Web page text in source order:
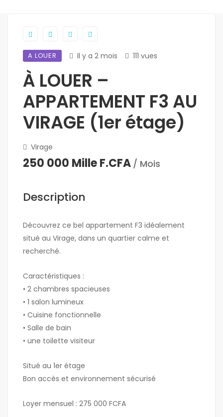
A LOUER Il y a 2 mois 111 vues
À LOUER –
APPARTEMENT F3 AU
VIRAGE (1er étage)
Virage
250 000 Mille F.CFA / Mois
Description
Découvrez ce bel appartement F3 idéalement
situé au Virage, dans un quartier calme et
recherché.
Caractéristiques :
• 2 chambres spacieuses
• 1 salon lumineux
• Cuisine fonctionnelle
• Salle de bain
• une toilette visiteur
Situé au 1er étage
Bon accès et environnement sécurisé
Loyer mensuel : 275 000 FCFA